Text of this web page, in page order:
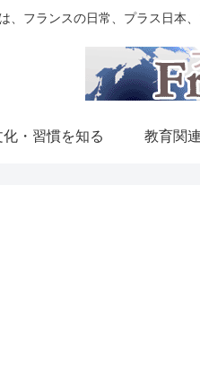
、フランスの日常、プラス日本
・習慣を知る 教育関連